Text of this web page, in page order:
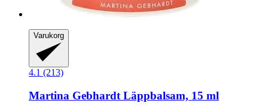
Varukorg
4.1 (213)
Martina Gebhardt Läppbalsam, 15 ml